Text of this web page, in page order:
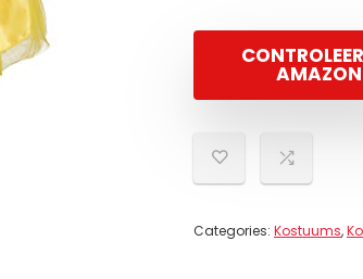
AMAZON
Categories: Kostuums,